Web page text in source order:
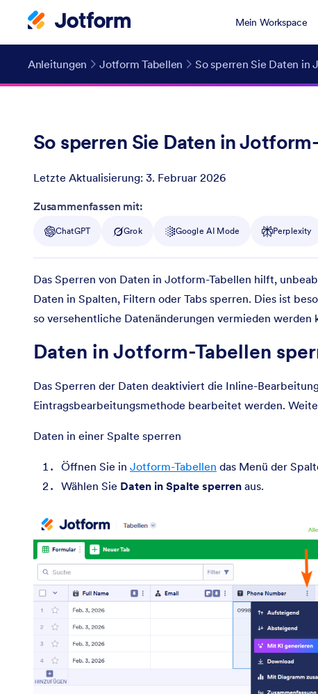
Mein Workspace
Anleitungen Jotform Tabellen So sperren Sie Daten in
So sperren Sie Daten in
Letzte Aktualisierung: 3. Februar 2026
Post ID
Zusammenfassen mit:
ChatGPT Grok Google AI Mode Perplexity
Das Sperren von Daten in Jotform-Tabellen hilft,
Daten in Spalten, Filtern oder Tabs sperren. Dies ist
so versehentliche Datenänderungen vermieden werden
Daten in Jotform-Tabellen
Das Sperren der Daten deaktiviert die Inline-
Eintragsbearbeitungsmethode bearbeitet werden.
Daten in einer Spalte sperren
Öffnen Sie in Jotform-Tabellen das Menü der
Wählen Sie Daten in Spalte sperren aus.